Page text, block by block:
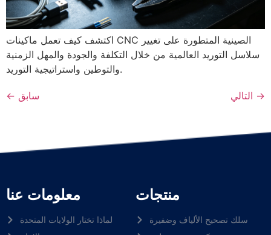
اكتشف كيف تعمل ماكينات CNC الصينية المتطورة على تغيير
سلاسل التوريد العالمية من خلال التكلفة والجودة والمهل الزمنية
والتوطين واستراتيجية التوريد.
← سابق →
معلومات عنا
لماذا تختار الولايات المتحدة
منتجات
سلك تصحيح الألياف وضفيرة